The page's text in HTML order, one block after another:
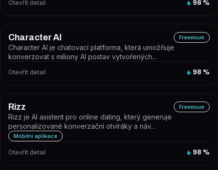
Otevřít detail 98 %
Character AI Freemium
Character AI je chatovací platforma, která umožňuje
konverzovat s miliony AI postav vytvořených...
Otevřít detail 98 %
Rizz Freemium
Rizz je AI asistent pro online dating, který generuje
personalizované konverzační otvíráky a náv...
Mobilní aplikace
Otevřít detail 98 %